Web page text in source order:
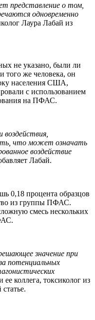
представление о том,
одновременно
Лаура Лабай из
не указано, были ли
того же человека, он
населения США,
с использованием
на ПФАС.
что может означать
воздействие
Лабай.
0,18 процента образцов
из группы ПФАС.
смесь нескольких
значение при
потенциальных
коллега, токсиколог из